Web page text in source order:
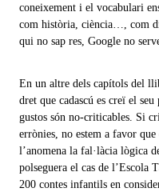
coneixement i el vocabulari
com història, ciència…, com
qui no sap res, Google no
En un altre dels capítols del
dret que cadascú es creï el
gustos són no-criticables. Si
errònies, no estem a favor
l’anomena la fal·làcia lògica
polseguera el cas de l’Escola
200 contes infantils en